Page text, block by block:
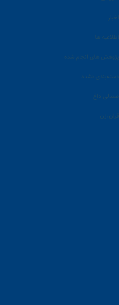
اخبار
اطلاعیه ها
پژوهش های انجام شده
دسته‌بندی نشده
صندلی داغ
قران،زن